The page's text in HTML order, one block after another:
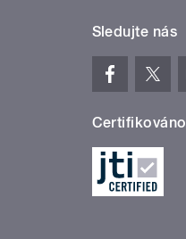
Sledujte nás
Certifikováno